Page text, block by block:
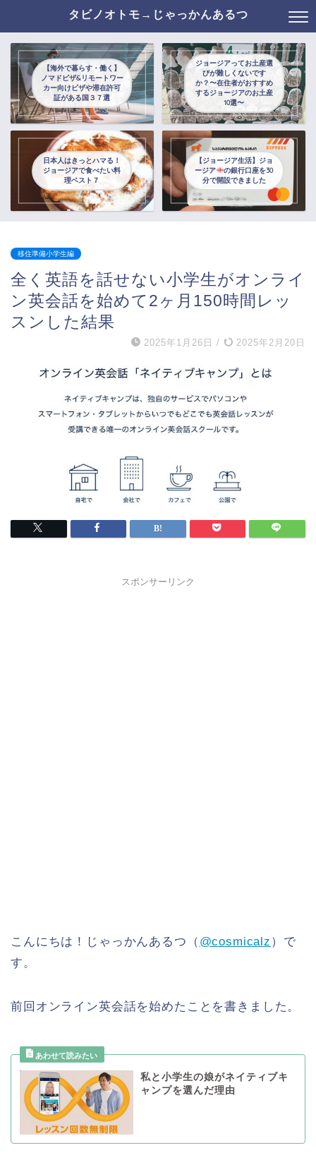
タビノオトモ→じゃっかんあるつ
【海外で暮らす・働く】
ノマドビザ&リモートワー
カー向けビザや滞在許可
証がある国３７選
ジョージアってお土産選
びが難しくないです
か？〜在住者がおすすめ
するジョージアのお土産
10選〜
日本人はきっとハマる！
ジョージアで食べたい料
理ベスト７
【ジョージア生活】ジョ
ージア
の銀行口座を30
分で開設できました
移住準備小学生編
全く英語を話せない小学生がオンライ
ン英会話を始めて2ヶ月150時間レッ
スンした結果
2025年1月26日 / 2025年2月20日
スポンサーリンク
こんにちは！じゃっかんあるつ（ @cosmicalz ）で
す。
前回オンライン英会話を始めたことを書きました。
私と小学生の娘がネイティブキ
ャンプを選んだ理由